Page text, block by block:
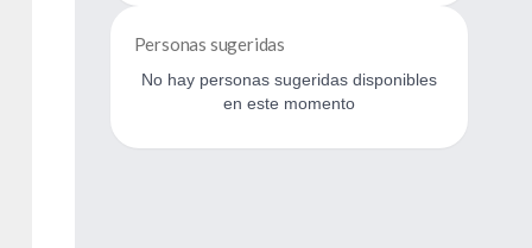
Personas sugeridas
No hay personas sugeridas disponibles
en este momento